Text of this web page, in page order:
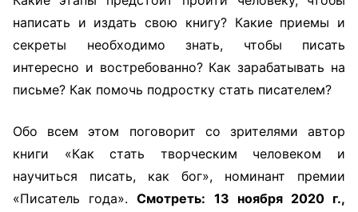
написать и издать свою книгу? Какие приемы и
секреты необходимо знать, чтобы писать
интересно и востребованно? Как зарабатывать на
письме? Как помочь подростку стать писателем?
Обо всем этом поговорит со зрителями автор
книги «Как стать творческим человеком и
научиться писать, как бог», номинант премии
«Писатель года».Смотреть: 13 ноября 2020 г.,